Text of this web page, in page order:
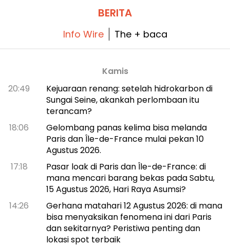
untuk menyembuhkan diri secara
mendalam, jauh dari praktik medis yang
BERITA
Info Wire The + baca
Kamis
20:49
Kejuaraan renang: setelah hidrokarbon di
Sungai Seine, akankah perlombaan itu
terancam?
18:06
Gelombang panas kelima bisa melanda
Paris dan Île-de-France mulai pekan 10
Agustus 2026.
17:18
Pasar loak di Paris dan Île-de-France: di
mana mencari barang bekas pada Sabtu,
15 Agustus 2026, Hari Raya Asumsi?
14:26
Gerhana matahari 12 Agustus 2026: di mana
bisa menyaksikan fenomena ini dari Paris
dan sekitarnya? Peristiwa penting dan
lokasi spot terbaik